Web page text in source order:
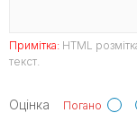
Примітка: HTML
текст.
Оцінка Погано